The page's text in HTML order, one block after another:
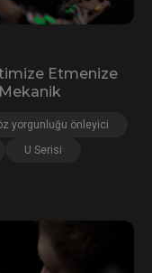
Etmenize
yorgunluğu önleyici
U Serisi